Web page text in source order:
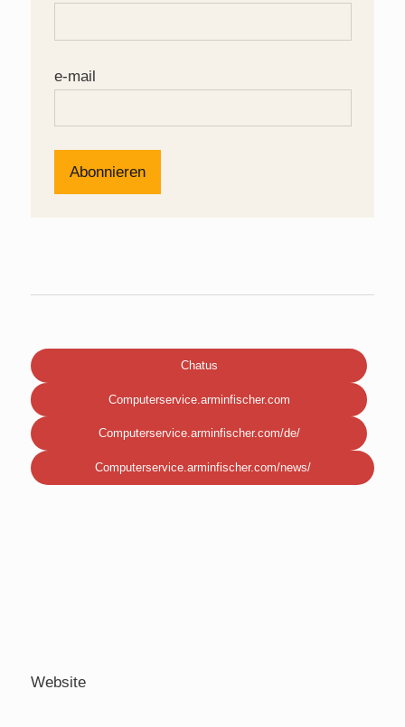
e-mail
Chatus
Computerservice.arminfischer.com
Computerservice.arminfischer.com/de/
Computerservice.arminfischer.com/news/
Website